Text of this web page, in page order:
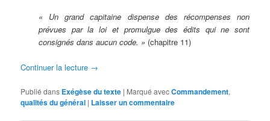
« Un grand capitaine dispense des récompenses non
prévues par la loi et promulgue des édits qui ne sont
consignés dans aucun code. » (chapitre 11)
Continuer la lecture →
Publié dans Exégèse du texte | Marqué avecCommandement,
qualités du général | Laisser un commentaire